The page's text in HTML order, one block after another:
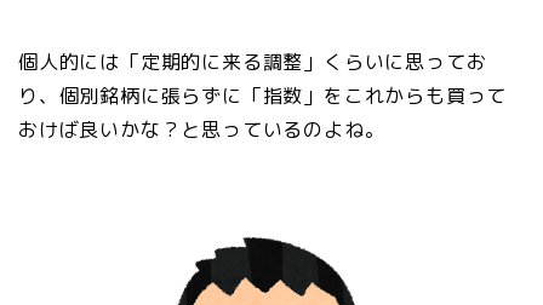
個人的には「定期的に来る調整」くらいに思ってお
り、個別銘柄に張らずに「指数」をこれからも買って
おけば良いかな？と思っているのよね。